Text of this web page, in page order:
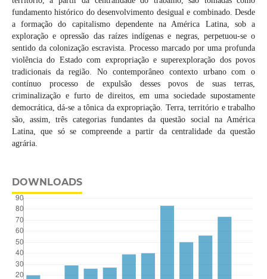
fundamento histórico do desenvolvimento desigual e combinado. Desde
a formação do capitalismo dependente na América Latina, sob a
exploração e opressão das raízes indígenas e negras, perpetuou-se o
sentido da colonização escravista. Processo marcado por uma profunda
violência do Estado com expropriação e superexploração dos povos
tradicionais da região. No contemporâneo contexto urbano com o
contínuo processo de expulsão desses povos de suas terras,
criminalização e furto de direitos, em uma sociedade supostamente
democrática, dá-se a tônica da expropriação. Terra, território e trabalho
são, assim, três categorias fundantes da questão social na América
Latina, que só se compreende a partir da centralidade da questão
agrária.
DOWNLOADS